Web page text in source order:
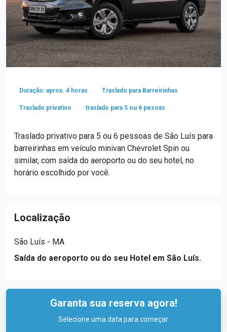
Duração: aprox. 4 horas Traslado para Barreirinhas
Traslado privativo traslado para 5 ou 6 pesoas
Traslado privativo para 5 ou 6 pessoas de São Luís para
barreirinhas em veículo minivan Chevrolet Spin ou
similar, com saída do aeroporto ou do seu hotel, no
horário escolhido por você.
Localização
São Luís - MA
Saída do aeroporto ou do seu Hotel em São Luís.
Garanta sua reserva agora!
Selecione uma data para começar.